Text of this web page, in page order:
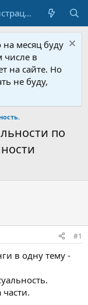
Регистрация
месяц буду
числе в
на сайте. Но
не буду,
по
#1
в одну тему -